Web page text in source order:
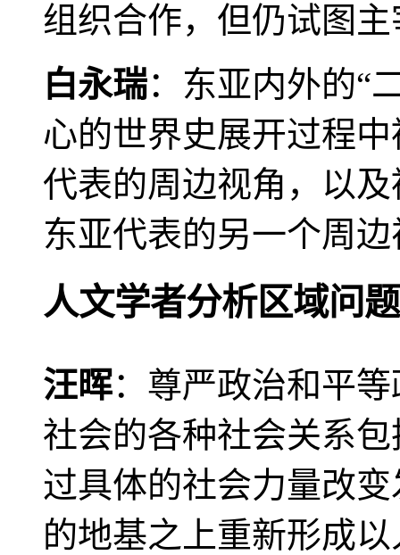
组织合作，但仍试图
白永瑞：东亚内外的“
心的世界史展开过程
代表的周边视角，以
东亚代表的另一个周
人文学者分析区域问题
汪晖：尊严政治和平
社会的各种社会关系
过具体的社会力量改
的地基之上重新形成